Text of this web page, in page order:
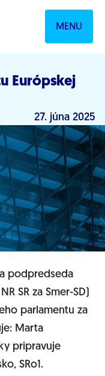
MENU
Európskej
27. júna 2025
podpredseda
SR za Smer-SD)
parlamentu za
Marta
pripravuje
SRo1.